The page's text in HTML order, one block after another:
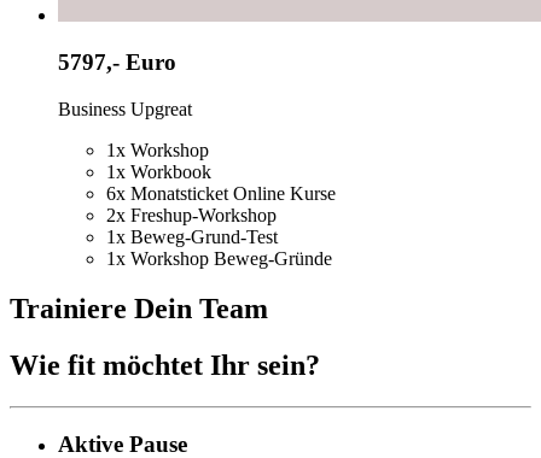
5797,- Euro
Business Upgreat
1x Workshop
1x Workbook
6x Monatsticket Online Kurse
2x Freshup-Workshop
1x Beweg-Grund-Test
1x Workshop Beweg-Gründe
Trainiere Dein Team
Wie fit möchtet Ihr sein?
Aktive Pause